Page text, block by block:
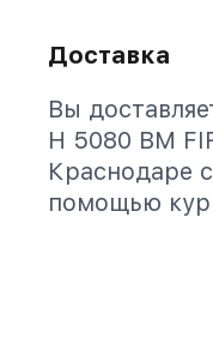
Доставка
Вы
H 5080 BM
Краснодаре
помощью